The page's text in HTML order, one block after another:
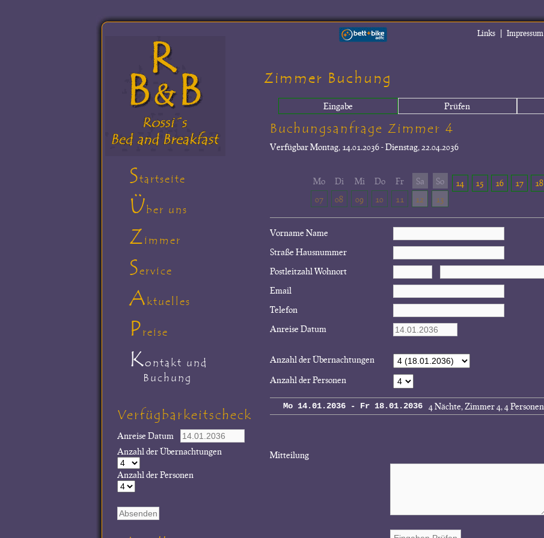
Links | Impressum
Zimmer Buchung
Eingabe Prüfen
Buchungsanfrage Zimmer 4
VerfügbarMontag, 14.01.2036 - Dienstag, 22.04.2036
Mo
07
Di
08
Mi
09
Do
10
Fr
11
Sa
12
So
13
14 15 16 17 18
Vorname Name
Straße Hausnummer
Postleitzahl Wohnort
Email
Telefon
Anreise Datum
Anzahl der Übernachtungen
Anzahl der Personen
4 Nächte, Zimmer 4, 4 Personen
Mo 14.01.2036 - Fr 18.01.2036
Mitteilung
Startseite
Über uns
Zimmer
Service
Aktuelles
Preise
Kontakt und
Buchung
Verfügbarkeitscheck
Anreise Datum
Anzahl der Übernachtungen
Anzahl der Personen